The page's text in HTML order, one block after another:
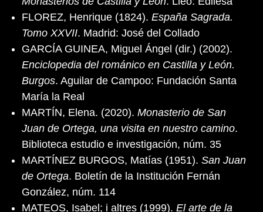
FLOREZ, Henrique (1824). España Sagrada.
Tomo XXVII. Madrid: José del Collado
GARCÍA GUINEA, Miguel Ángel (dir.) (2002).
Enciclopedia del románico en Castilla y León.
Burgos. Aguilar de Campoo: Fundación Santa
María la Real
MARTÍN, Elena. (2020). Monasterio de San
Juan de Ortega, una visita en nuestro camino.
Biblioteca estudio e investigación, núm. 35
MARTÍNEZ BURGOS, Matías (1951). San Juan
de Ortega. Boletín de la Institución Fernán
González, núm. 114
MATEOS, Isabel; i altres (1999). El arte de la